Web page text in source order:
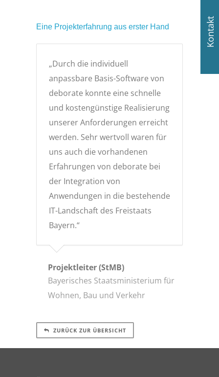
Eine Projekterfahrung aus erster Hand
„Durch die individuell
anpassbare Basis-Software von
deborate konnte eine schnelle
und kostengünstige Realisierung
unserer Anforderungen erreicht
werden. Sehr wertvoll waren für
uns auch die vorhandenen
Erfahrungen von deborate bei
der Integration von
Anwendungen in die bestehende
IT-Landschaft des Freistaats
Bayern.“
Projektleiter (StMB)
Bayerisches Staatsministerium für
Wohnen, Bau und Verkehr
ZURÜCK ZUR ÜBERSICHT
Kontakt